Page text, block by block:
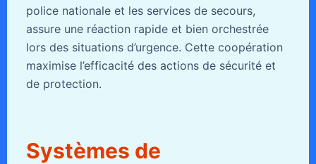
police nationale et les services de secours,
assure une réaction rapide et bien orchestrée
lors des situations d’urgence. Cette coopération
maximise l’efficacité des actions de sécurité et
de protection.
Systèmes de